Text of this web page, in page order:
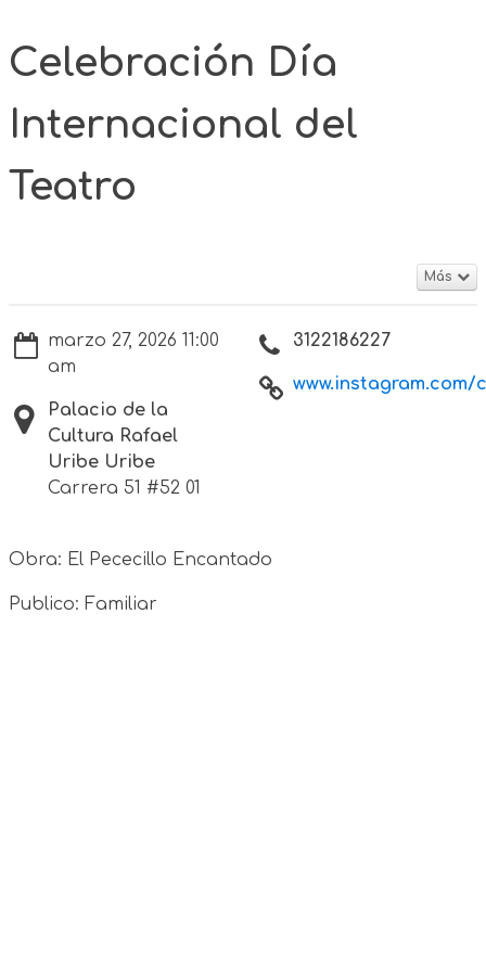
Celebración Día
Internacional del
Teatro
Más
marzo 27, 2026 11:00
am
Palacio de la
Cultura Rafael
Uribe Uribe
Carrera 51 #52 01
3122186227
www.instagram.com/
Obra: El Pececillo Encantado
Publico: Familiar